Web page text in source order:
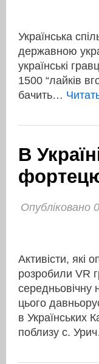
Українська
державною
українські
1500 “лайків
бачить…
В
Опубліковано
Активісти, які
розробили VR
цього
в Українських
поблизу с.